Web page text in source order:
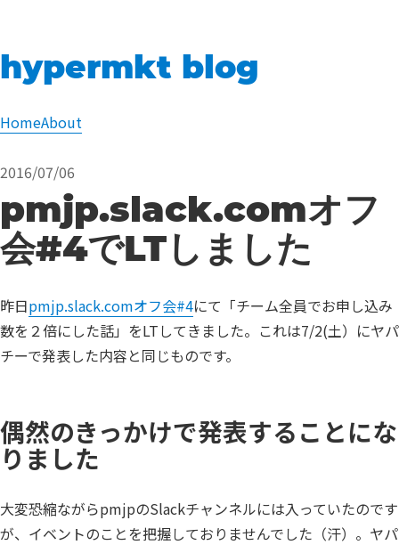
hypermkt blog
HomeAbout
2016/07/06
pmjp.slack.comオフ
会#4でLTしました
昨日pmjp.slack.comオフ会#4にて「チーム全員でお申し込み
数を２倍にした話」をLTしてきました。これは7/2(土）にヤパ
チーで発表した内容と同じものです。
偶然のきっかけで発表することにな
りました
大変恐縮ながらpmjpのSlackチャンネルには入っていたのです
が、イベントのことを把握しておりませんでした（汗）。ヤパ